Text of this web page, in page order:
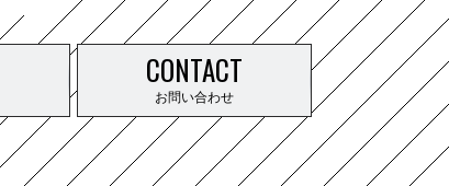
お問い合わせ
CONTACT